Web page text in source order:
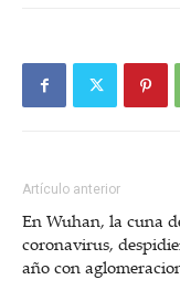
Artículo anterior
En Wuhan, la cuna
coronavirus,
año con